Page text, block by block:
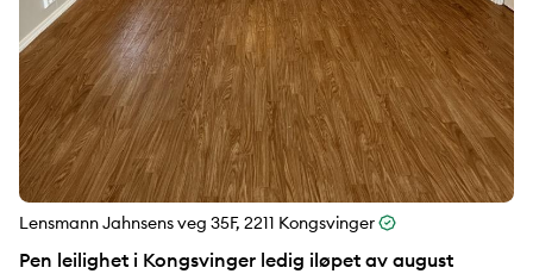
Lensmann Jahnsens veg 35F, 2211 Kongsvinger
Pen leilighet i Kongsvinger ledig iløpet av august